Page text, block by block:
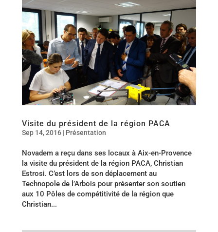
Visite du président de la région PACA
Sep 14, 2016| Présentation
Novadem a reçu dans ses locaux à Aix-en-Provence
la visite du président de la région PACA, Christian
Estrosi. C’est lors de son déplacement au
Technopole de l’Arbois pour présenter son soutien
aux 10 Pôles de compétitivité de la région que
Christian...